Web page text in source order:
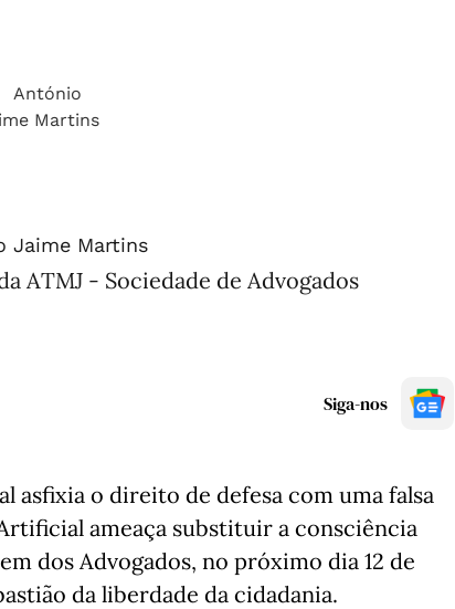
Jaime Martins
ATMJ - Sociedade de Advogados
Siga-nos
asfixia o direito de defesa com uma falsa
ameaça substituir a consciência
dos Advogados, no próximo dia 12 de
da liberdade da cidadania.